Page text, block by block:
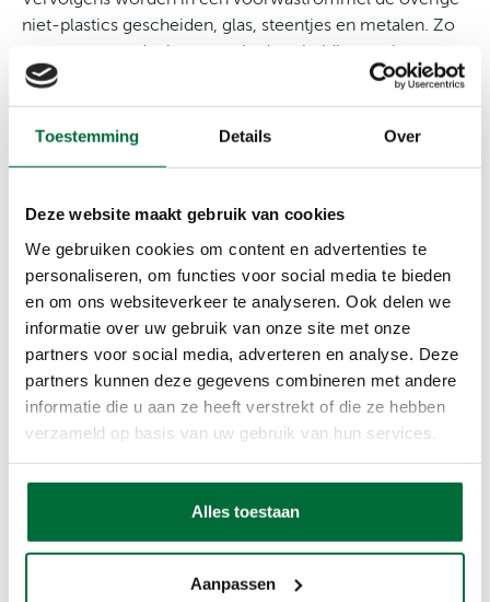
Toestemming Details Over
Deze website maakt gebruik van cookies
We gebruiken cookies om content en advertenties te
personaliseren, om functies voor social media te bieden
en om ons websiteverkeer te analyseren. Ook delen we
informatie over uw gebruik van onze site met onze
partners voor social media, adverteren en analyse. Deze
partners kunnen deze gegevens combineren met andere
informatie die u aan ze heeft verstrekt of die ze hebben
verzameld op basis van uw gebruik van hun services.
Alles toestaan
Aanpassen
niet-plastics gescheiden, glas, steentjes en metalen. Zo
ontstaan twee deelstromen in de scheidingstank: een
drijvende fractie (PE, PP) en een zinkende fractie (PVC,
PET,PS).
Stap 4: Wassen, drogen &
verdere sortering
vermalen is tot kleine stukjes worden deze enkele keren